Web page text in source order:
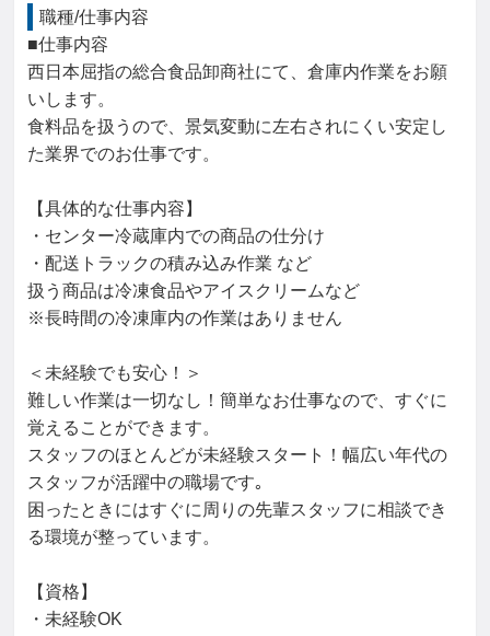
職種/仕事内容
■仕事内容
西日本屈指の総合食品卸商社にて、倉庫内作業をお願
いします。
食料品を扱うので、景気変動に左右されにくい安定し
た業界でのお仕事です。
【具体的な仕事内容】
・センター冷蔵庫内での商品の仕分け
・配送トラックの積み込み作業 など
扱う商品は冷凍食品やアイスクリームなど
※長時間の冷凍庫内の作業はありません
＜未経験でも安心！＞
難しい作業は一切なし！簡単なお仕事なので、すぐに
覚えることができます。
スタッフのほとんどが未経験スタート！幅広い年代の
スタッフが活躍中の職場です｡
困ったときにはすぐに周りの先輩スタッフに相談でき
る環境が整っています。
【資格】
・未経験OK